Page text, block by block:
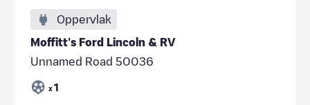
Oppervlak
Moffitt's Ford Lincoln & RV
Unnamed Road 50036
x 1